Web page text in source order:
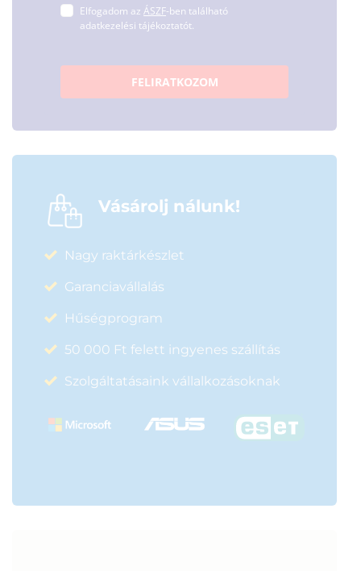
Elfogadom az ÁSZF-ben található
adatkezelési tájékoztatót.
FELIRATKOZOM
Vásárolj nálunk!
Nagy raktárkészlet
Garanciavállalás
Hűségprogram
50 000 Ft felett ingyenes szállítás
Szolgáltatásaink vállalkozásoknak